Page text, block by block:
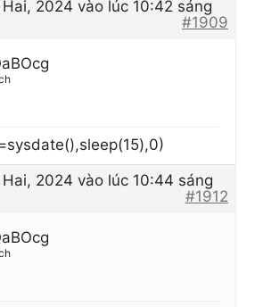
2024 vào lúc 10:42 sáng
#1909
2024 vào lúc 10:44 sáng
#1912